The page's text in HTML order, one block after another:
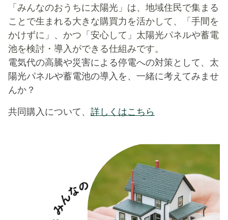
「みんなのおうちに太陽光」は、地域住民で集まる
ことで生まれる大きな購買力を活かして、「手間を
かけずに」、かつ「安心して」太陽光パネルや蓄電
池を検討・導入ができる仕組みです。
電気代の高騰や災害による停電への対策として、太
陽光パネルや蓄電池の導入を、一緒に考えてみませ
んか？
共同購入について、 詳しくはこちら